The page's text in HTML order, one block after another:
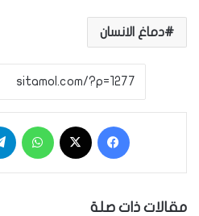
دماغ الانسان
مقالات ذات صلة